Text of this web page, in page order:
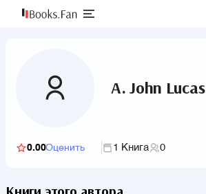
A. John Lucas
0.00Оценить 1 Книга 0